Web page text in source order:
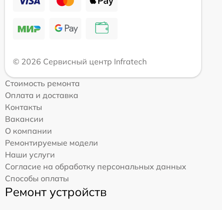
© 2026 Сервисный центр Infratech
Стоимость ремонта
Оплата и доставка
Контакты
Вакансии
О компании
Ремонтируемые модели
Наши услуги
Согласие на обработку персональных данных
Способы оплаты
Ремонт устройств